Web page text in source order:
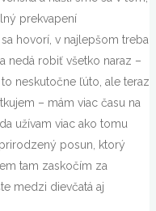
prekvapení
hovorí, v najlepšom treba
nedá robiť všetko naraz –
neskutočne ľúto, ale teraz
– mám viac času na
užívam viac ako tomu
posun, ktorý
tam zaskočím za
medzi dievčatá aj